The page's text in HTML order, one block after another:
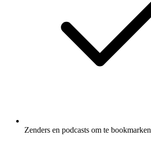
Zenders en podcasts om te bookmarken